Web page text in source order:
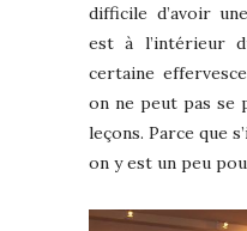
difficile d’avoir
est à l’intérieur
certaine
on ne peut pas se
leçons. Parce que
on y est un peu